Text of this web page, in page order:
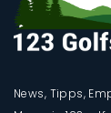
News, Tipps,